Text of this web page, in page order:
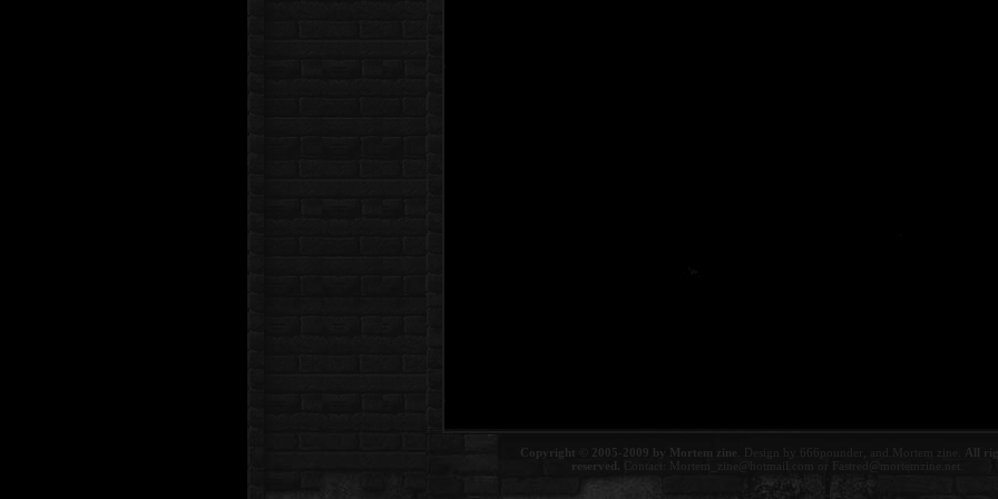
Copyright © 2005-2009 by Mortem zine . Design by 666pounder, and Mortem zine.
All
reserved. Contact: Mortem_zine@hotmail.com Fastred@mortemzine.net